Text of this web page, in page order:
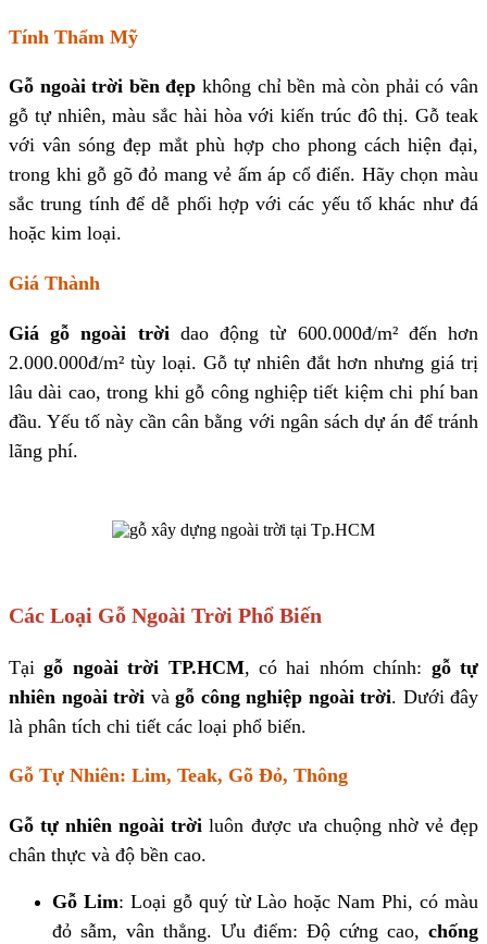
Tính Thẩm Mỹ
Gỗ ngoài trời bền đẹp không chỉ bền mà còn phải có vân
gỗ tự nhiên, màu sắc hài hòa với kiến trúc đô thị. Gỗ teak
với vân sóng đẹp mắt phù hợp cho phong cách hiện đại,
trong khi gỗ gõ đỏ mang vẻ ấm áp cổ điển. Hãy chọn màu
sắc trung tính để dễ phối hợp với các yếu tố khác như đá
hoặc kim loại.
Giá Thành
Giá gỗ ngoài trời dao động từ 600.000đ/m² đến hơn
2.000.000đ/m² tùy loại. Gỗ tự nhiên đắt hơn nhưng giá trị
lâu dài cao, trong khi gỗ công nghiệp tiết kiệm chi phí ban
đầu. Yếu tố này cần cân bằng với ngân sách dự án để tránh
lãng phí.
Các Loại Gỗ Ngoài Trời Phổ Biến
Tạigỗ ngoài trời TP.HCM, có hai nhóm chính: gỗ tự
nhiên ngoài trời và gỗ công nghiệp ngoài trời. Dưới đây
là phân tích chi tiết các loại phổ biến.
Gỗ Tự Nhiên: Lim, Teak, Gõ Đỏ, Thông
Gỗ tự nhiên ngoài trời luôn được ưa chuộng nhờ vẻ đẹp
chân thực và độ bền cao.
Gỗ Lim: Loại gỗ quý từ Lào hoặc Nam Phi, có màu
đỏ sẫm, vân thẳng. Ưu điểm: Độ cứng cao, chống